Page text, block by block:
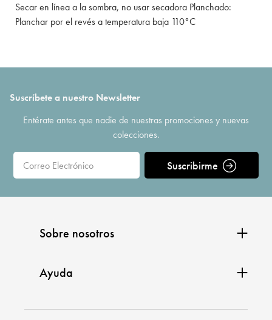
Secar en línea a la sombra, no usar secadora Planchado:
Planchar por el revés a temperatura baja 110°C
Suscríbete a nuestro Newsletter
Entérate antes que nadie de nuestras promociones y nuevas
colecciones.
Suscribirme
Sobre nosotros
Ayuda